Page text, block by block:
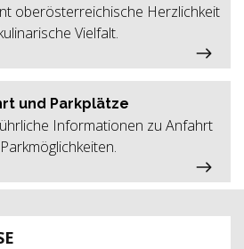
oberösterreichische Herzlichkeit
Vielfalt.
und Parkplätze
Informationen zu Anfahrt